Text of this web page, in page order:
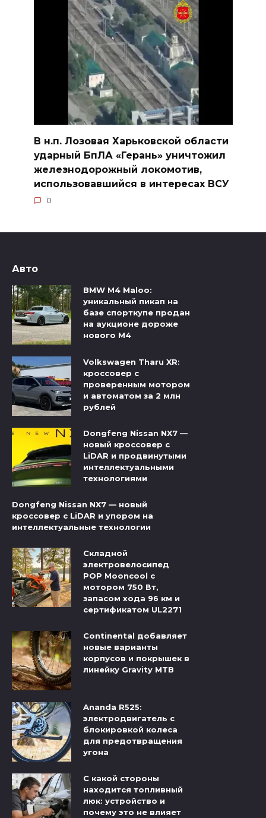
В н.п. Лозовая Харьковской области
ударный БпЛА «Герань» уничтожил
железнодорожный локомотив,
использовавшийся в интересах ВСУ
0
Авто
BMW M4 Maloo:
уникальный пикап на
базе спорткупе продан
на аукционе дороже
нового M4
Volkswagen Tharu XR:
кроссовер с
проверенным мотором
и автоматом за 2 млн
рублей
Dongfeng Nissan NX7 —
новый кроссовер с
LiDAR и продвинутыми
интеллектуальными
технологиями
Dongfeng Nissan NX7 — новый
кроссовер с LiDAR и упором на
интеллектуальные технологии
Складной
электровелосипед
POP Mooncool с
мотором 750 Вт,
запасом хода 96 км и
сертификатом UL2271
Continental добавляет
новые варианты
корпусов и покрышек в
линейку Gravity MTB
Ananda R525:
электродвигатель с
блокировкой колеса
для предотвращения
угона
С какой стороны
находится топливный
люк: устройство и
почему это не влияет